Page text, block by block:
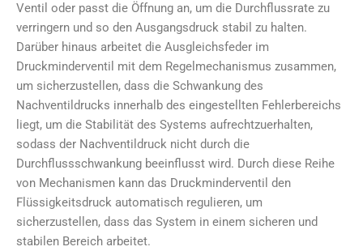
Ventil oder passt die Öffnung an, um die Durchflussrate zu
verringern und so den Ausgangsdruck stabil zu halten.
Darüber hinaus arbeitet die Ausgleichsfeder im
Druckminderventil mit dem Regelmechanismus zusammen,
um sicherzustellen, dass die Schwankung des
Nachventildrucks innerhalb des eingestellten Fehlerbereichs
liegt, um die Stabilität des Systems aufrechtzuerhalten,
sodass der Nachventildruck nicht durch die
Durchflussschwankung beeinflusst wird. Durch diese Reihe
von Mechanismen kann das Druckminderventil den
Flüssigkeitsdruck automatisch regulieren, um
sicherzustellen, dass das System in einem sicheren und
stabilen Bereich arbeitet.